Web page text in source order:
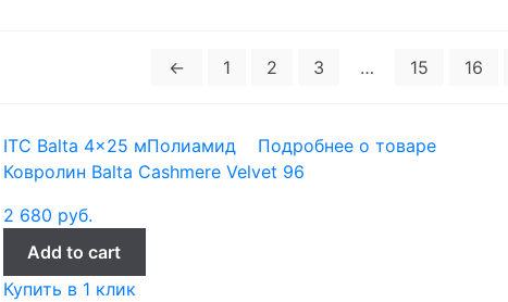
← 1 2 3 … 15 16
ITC Balta 4x25 мПолиамид
Подробнее о товаре
Ковролин Balta Cashmere Velvet 96
2 680 руб.
Add to cart
Купить в 1 клик